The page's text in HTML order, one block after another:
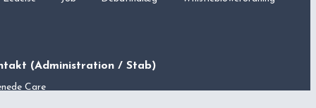
(Administration / Stab)
Care